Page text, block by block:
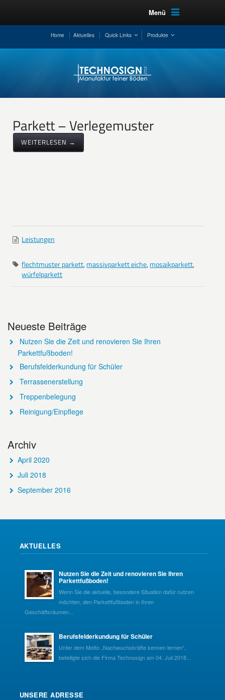
Menü
Home Aktuelles Quick Links Produkte
Parkett – Verlegemuster
WEITERLESEN →
Leistungen
flechtmuster parkett, massivparkett eiche, mosaikparkett,
würfelparkett
Neueste Beiträge
Nutzen Sie die Zeit und renovieren Sie Ihren
Parkettfußboden!
Berufsfelderkundung für Schüler
Terrassenerstellung
Treppenbelegung
Reinigung/Einpflege
Archiv
April 2020
Juli 2018
September 2016
AKTUELLES
Nutzen Sie die Zeit und renovieren Sie Ihren
Parkettfußboden!
Wenn Sie die aktuelle, besondere Situation dafür nutzen
möchten, den Parkettfußboden in Ihren
Geschäftsräumen...
Berufsfelderkundung für Schüler
Unter dem Motto „Nachwuchskräfte kennen lernen“,
beteiligte sich die Firma Technosign am 04. Juli 2018...
UNSERE ADRESSE